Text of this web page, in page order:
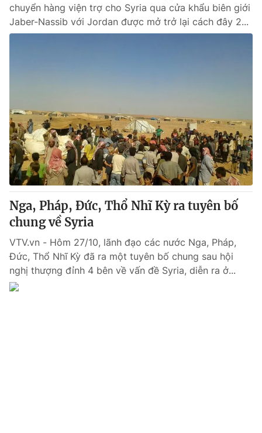
Liên hệ tòa soạn English
Theo dõi báo trên
Cơ quan chủ quản:Đài Truyền hình Việt Nam
Cơ quan báo chí:Thời báo VTV
Giấy phép hoạt động báo in và báo điện tử số 483/GP-BTTTT
cấp ngày 29/12/2023
Tổng Biên tập:Vũ Thanh Thủy
Phó Tổng Biên tập:Nguyễn Thị Mỹ Hạnh, Phạm Quốc Thắng,
Nguyễn Trọng Ninh
Tổng đài VTV:024.38 355 931 - 024.38 355 932
Ðiện thoại Thời báo VTV:024.66 897 897
Email:
chuyển hàng viện trợ cho Syria qua cửa khẩu biên giới
Jaber-Nassib với Jordan được mở trở lại cách đây 2...
Nga, Pháp, Đức, Thổ Nhĩ Kỳ ra tuyên bố
chung về Syria
VTV.vn - Hôm 27/10, lãnh đạo các nước Nga, Pháp,
Đức, Thổ Nhĩ Kỳ đã ra một tuyên bố chung sau hội
nghị thượng đỉnh 4 bên về vấn đề Syria, diễn ra ở...